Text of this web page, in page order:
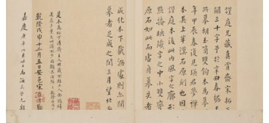
此华氏真赏斋旧藏本为最早。真赏斋本为历代收藏家珍重，其结
字风格奇古、字画清晰。此碑上承篆体而笔法近于隶书，笔法多
变，在书体发展中起承先启后的作用。（详细介绍可参见
三：唐欧阳询九成宫醴泉铭（汪氏孝经堂本）
《九成宫醴泉铭》由魏徵撰文，欧阳询书。原碑立于陕西麟游九
成宫，现藏于陕西省麟游县博物馆。此碑是欧阳询成熟至晚年期
间登峰造极的楷书代表作。